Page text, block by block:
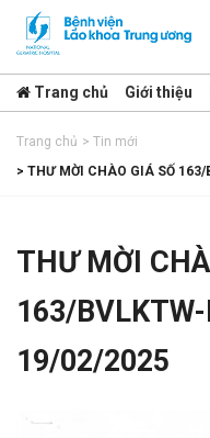
Trang chủ Giới thiệu
Trang chủ > Tin mới
> THƯ MỜI CHÀO GIÁ SỐ
THƯ MỜI
163/
19/02/2025